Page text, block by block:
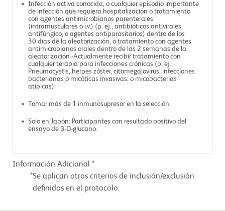
Infección activa conocida, o cualquier episodio importante
de infección que requiera hospitalización o tratamiento
con agentes antimicrobianos parenterales
(intramusculares o i.v.) (p. ej., antibióticos antivirales,
antifúngico, o agentes antiparasitarios) dentro de los
30 días de la aleatorización, o tratamiento con agentes
antimicrobianos orales dentro de las 2 semanas de la
aleatorización -Actualmente recibir tratamiento con
cualquier terapia para infecciones crónicas (p. ej.,
Pneumocystis, herpes zóster, citomegalovirus, infecciones
bacterianas o micóticas invasivas; o micobacterias
atípicas).
Tomar más de 1 inmunosupresor en la selección.
Solo en Japón: Participantes con resultado positivo del
ensayo de β-D-glucano.
Información Adicional *
Se aplican otros criterios de inclusión/exclusión
definidos en el protocolo.